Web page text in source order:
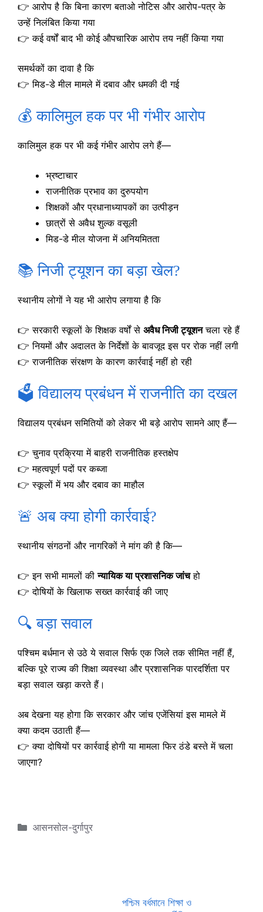
👉 आरोप है कि बिना कारण बताओ नोटिस और आरोप-पत्र के
उन्हें निलंबित किया गया
👉 कई वर्षों बाद भी कोई औपचारिक आरोप तय नहीं किया गया
समर्थकों का दावा है कि
👉 मिड-डे मील मामले में दबाव और धमकी दी गई
💰 कालिमुल हक पर भी गंभीर आरोप
कालिमुल हक पर भी कई गंभीर आरोप लगे हैं—
भ्रष्टाचार
राजनीतिक प्रभाव का दुरुपयोग
शिक्षकों और प्रधानाध्यापकों का उत्पीड़न
छात्रों से अवैध शुल्क वसूली
मिड-डे मील योजना में अनियमितता
📚 निजी ट्यूशन का बड़ा खेल?
स्थानीय लोगों ने यह भी आरोप लगाया है कि
👉 सरकारी स्कूलों के शिक्षक वर्षों से अवैध निजी ट्यूशनचला रहे हैं
👉 नियमों और अदालत के निर्देशों के बावजूद इस पर रोक नहीं लगी
👉 राजनीतिक संरक्षण के कारण कार्रवाई नहीं हो रही
🗳️ विद्यालय प्रबंधन में राजनीति का दखल
विद्यालय प्रबंधन समितियों को लेकर भी बड़े आरोप सामने आए हैं—
👉 चुनाव प्रक्रिया में बाहरी राजनीतिक हस्तक्षेप
👉 महत्वपूर्ण पदों पर कब्जा
👉 स्कूलों में भय और दबाव का माहौल
🚨 अब क्या होगी कार्रवाई?
स्थानीय संगठनों और नागरिकों ने मांग की है कि—
👉 इन सभी मामलों कीन्यायिक या प्रशासनिक जांचहो
👉 दोषियों के खिलाफ सख्त कार्रवाई की जाए
🔍 बड़ा सवाल
पश्चिम बर्धमान से उठे ये सवाल सिर्फ एक जिले तक सीमित नहीं हैं,
बल्कि पूरे राज्य की शिक्षा व्यवस्था और प्रशासनिक पारदर्शिता पर
बड़ा सवाल खड़ा करते हैं।
अब देखना यह होगा कि सरकार और जांच एजेंसियां इस मामले में
क्या कदम उठाती हैं—
👉 क्या दोषियों पर कार्रवाई होगी या मामला फिर ठंडे बस्ते में चला
जाएगा?
Categories
आसनसोल-दुर्गापुर
পশ্চিম বর্ধমানে শিক্ষা ও